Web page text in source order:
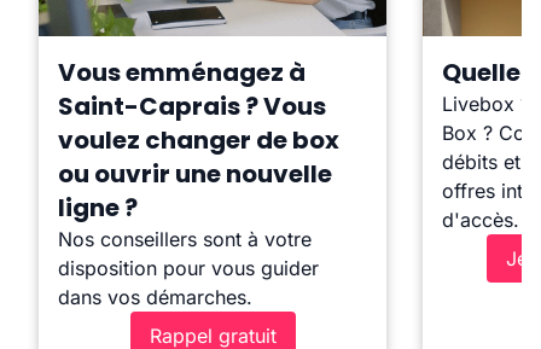
Vous emménagez à
Saint-Caprais ? Vous
voulez changer de box
ou ouvrir une nouvelle
ligne ?
Nos conseillers sont à votre
disposition pour vous guider
dans vos démarches.
Rappel gratuit
Quelle
Livebox ?
Box ?
débits et
offres
d'accès.
Je